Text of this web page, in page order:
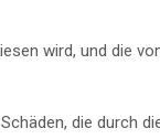
wird, und die
die durch